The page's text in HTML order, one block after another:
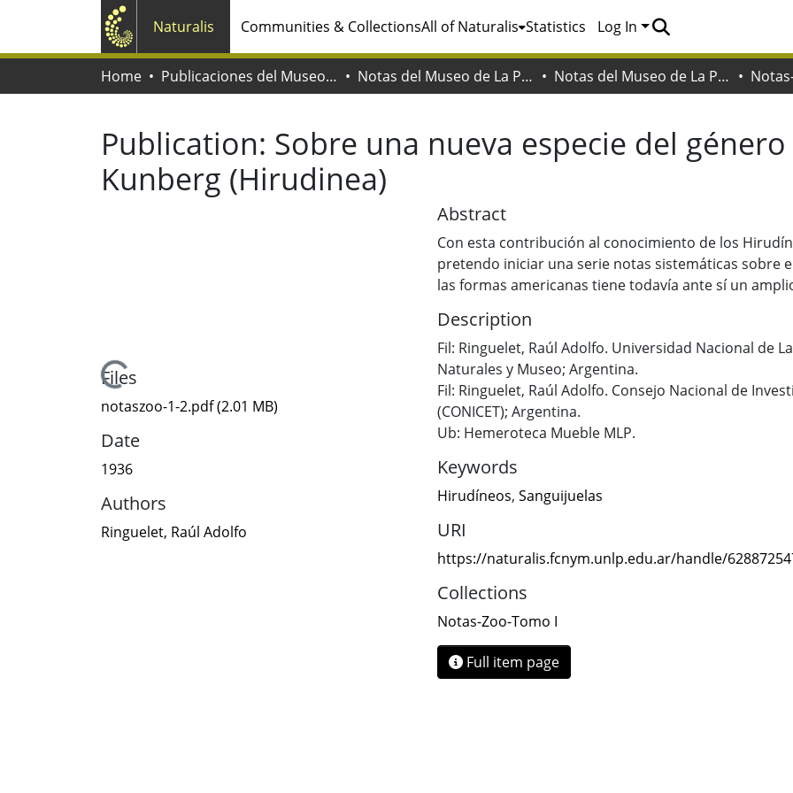
Naturalis Communities & CollectionsAll of Naturalis Statistics Log In
Home Publicaciones del Museo de La Plata Notas del Museo de La Plata Notas del Museo de La Plata. Zoología
Publication: Sobre una nueva especie del género
Kunberg (Hirudinea)
Loading...
Files
notaszoo-1-2.pdf(2.01 MB)
Date
1936
Authors
Ringuelet, Raúl Adolfo
Abstract
Con esta contribución al conocimiento de los
pretendo iniciar una serie notas sistemáticas sobre
las formas americanas tiene todavía ante sí un
Description
Fil: Ringuelet, Raúl Adolfo. Universidad Nacional de
Naturales y Museo; Argentina.
Fil: Ringuelet, Raúl Adolfo. Consejo Nacional de
(CONICET); Argentina.
Ub: Hemeroteca Mueble MLP.
Keywords
Hirudíneos, Sanguijuelas
URI
https://naturalis.fcnym.unlp.edu.ar/handle/
Collections
Notas-Zoo-Tomo I
Full item page